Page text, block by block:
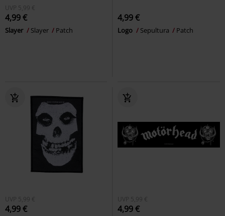
UVP 5,99 €
4,99 €
Slayer Slayer Patch
4,99 €
Logo Sepultura Patch
UVP 5,99 €
4,99 €
UVP 5,99 €
4,99 €